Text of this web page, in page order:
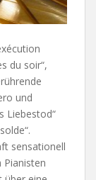
du soir“,
und
Liebestod“
sensationell